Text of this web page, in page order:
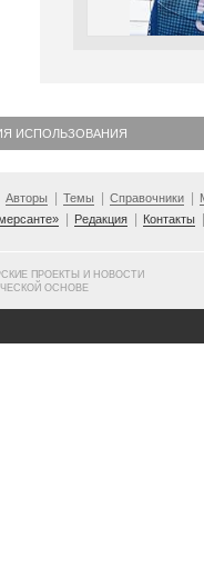
ИСПОЛЬЗОВАНИЯ
Авторы Темы Справочники
Редакция Контакты
ПРОЕКТЫ И НОВОСТИ
ОСНОВЕ